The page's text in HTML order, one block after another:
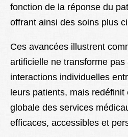
fonction de la réponse du
offrant ainsi des soins plus
Ces avancées illustrent
artificielle ne transforme pas
interactions individuelles
leurs patients, mais
globale des services
efficaces, accessibles et